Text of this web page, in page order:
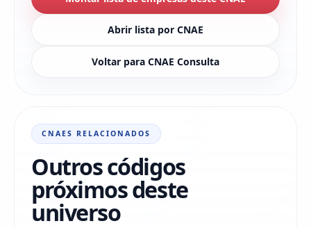
Abrir lista por CNAE
Voltar para CNAE Consulta
CNAES RELACIONADOS
Outros códigos
próximos deste
universo